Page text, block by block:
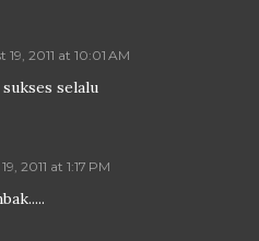
19, 2011 at 10:01 AM
selalu
2011 at 1:17 PM